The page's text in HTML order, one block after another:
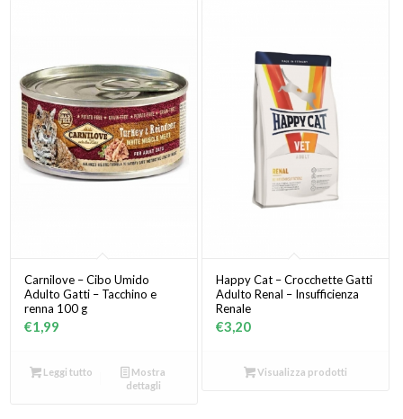
Carnilove – Cibo Umido
Adulto Gatti – Tacchino e
renna 100 g
€1,99
Leggi tutto
Mostra
dettagli
Happy Cat – Crocchette Gatti
Adulto Renal – Insufficienza
Renale
€3,20
Visualizza prodotti